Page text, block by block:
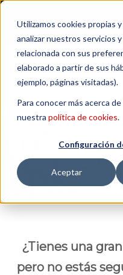
Utilizamos cookies propias
analizar nuestros servicios
relacionada con sus
elaborado a partir de sus
ejemplo, páginas visitadas).
Para conocer más acerca
nuestra política de cookies.
Configuración
Aceptar
English
Italiano
¿CÓMO
DESDE
¿Tienes una
pero no estás